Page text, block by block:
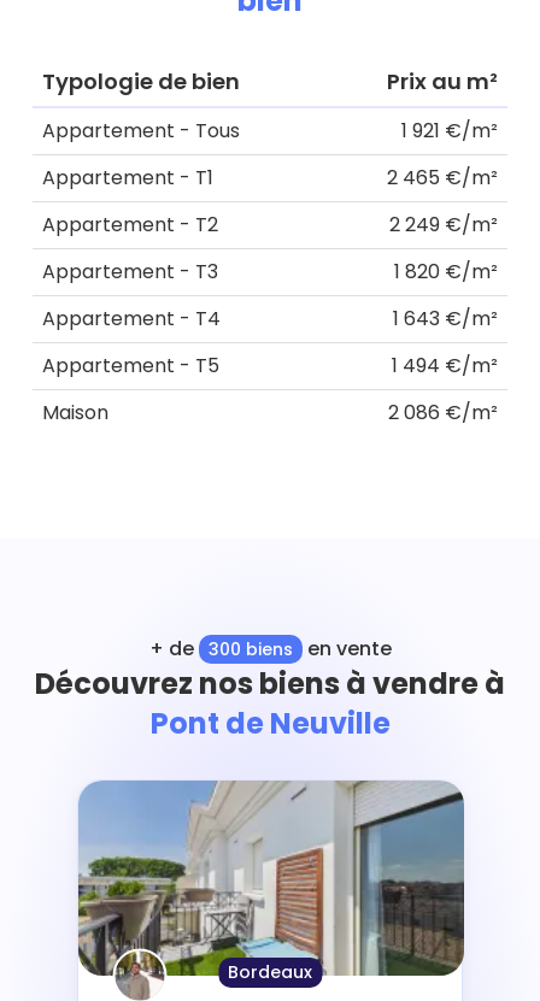
Typologie de bien Prix au m²
Appartement - Tous
1 921 €/m²
Appartement - T1
2 465 €/m²
Appartement - T2
2 249 €/m²
Appartement - T3
1 820 €/m²
Appartement - T4
1 643 €/m²
Appartement - T5
1 494 €/m²
Maison
2 086 €/m²
+ de 300 biens en vente
Découvrez nos biens à vendre à
Pont de Neuville
Bordeaux